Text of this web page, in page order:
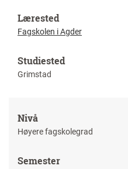
Lærested
Fagskolen i Agder
Studiested
Grimstad
Nivå
Høyere fagskolegrad
Semester